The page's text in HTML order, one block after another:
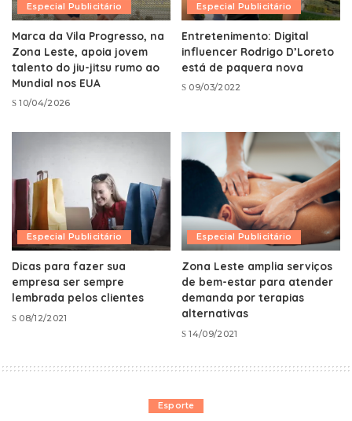
Especial Publicitário
Marca da Vila Progresso, na
Zona Leste, apoia jovem
talento do jiu-jitsu rumo ao
Mundial nos EUA
10/04/2026
Especial Publicitário
Entretenimento: Digital
influencer Rodrigo D’Loreto
está de paquera nova
09/03/2022
Especial Publicitário
Dicas para fazer sua
empresa ser sempre
lembrada pelos clientes
08/12/2021
Especial Publicitário
Zona Leste amplia serviços
de bem-estar para atender
demanda por terapias
alternativas
14/09/2021
Esporte